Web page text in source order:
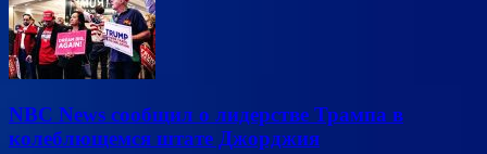
NBC News сообщил о лидерстве Трампа в
колеблющемся штате Джорджия